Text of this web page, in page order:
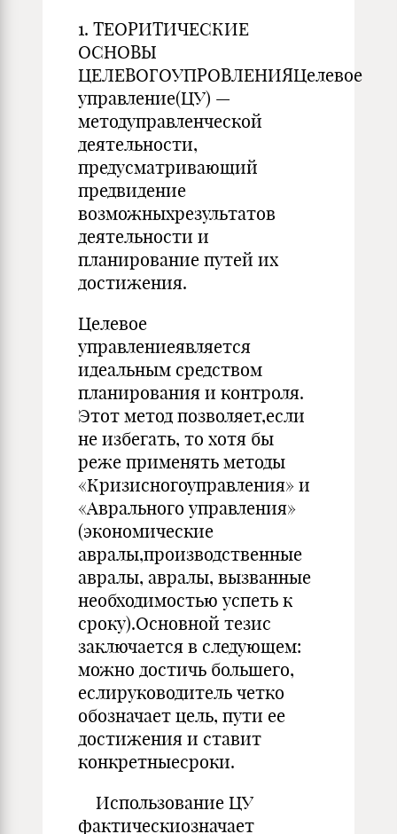
1. ТЕОРИТИЧЕСКИЕ
ОСНОВЫ
ЦЕЛЕВОГОУПРОВЛЕНИЯЦелевое
управление(ЦУ) —
методуправленческой
деятельности,
предусматривающий
предвидение
возможныхрезультатов
деятельности и
планирование путей их
достижения.
Целевое
управлениеявляется
идеальным средством
планирования и контроля.
Этот метод позволяет,если
не избегать, то хотя бы
реже применять методы
«Кризисногоуправления» и
«Аврального управления»
(экономические
авралы,производственные
авралы, авралы, вызванные
необходимостью успеть к
сроку).Основной тезис
заключается в следующем:
можно достичь большего,
еслируководитель четко
обозначает цель, пути ее
достижения и ставит
конкретныесроки.
Использование ЦУ
фактическиозначает